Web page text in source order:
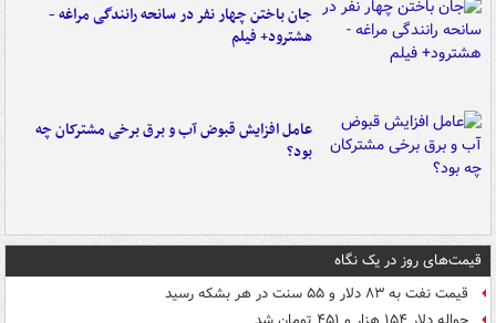
جان باختن چهار نفر در سانحه رانندگی مراغه -
هشترود+ فیلم
عامل افزایش قبوض آب و برق برخی مشترکان چه
بود؟
قیمت‌های روز در یک نگاه
قیمت نفت به ۸۳ دلار و ۵۵ سنت در هر بشکه رسید